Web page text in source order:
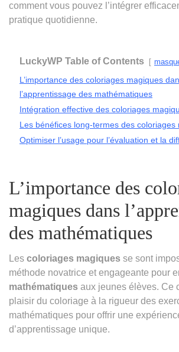
comment vous pouvez l’intégrer
pratique quotidienne.
LuckyWP Table of Contents
L’importance des coloriages magiques
l’apprentissage des mathématiques
Intégration effective des coloriages
Les bénéfices long-termes des coloriages
Optimiser l’usage pour l’évaluation et la
L’importance des
magiques dans
des mathématiques
Les coloriages magiques se sont
méthode novatrice et engageante pour
mathématiques aux jeunes élèves. Ce
plaisir du coloriage à la rigueur des
mathématiques pour offrir une
d’apprentissage unique.